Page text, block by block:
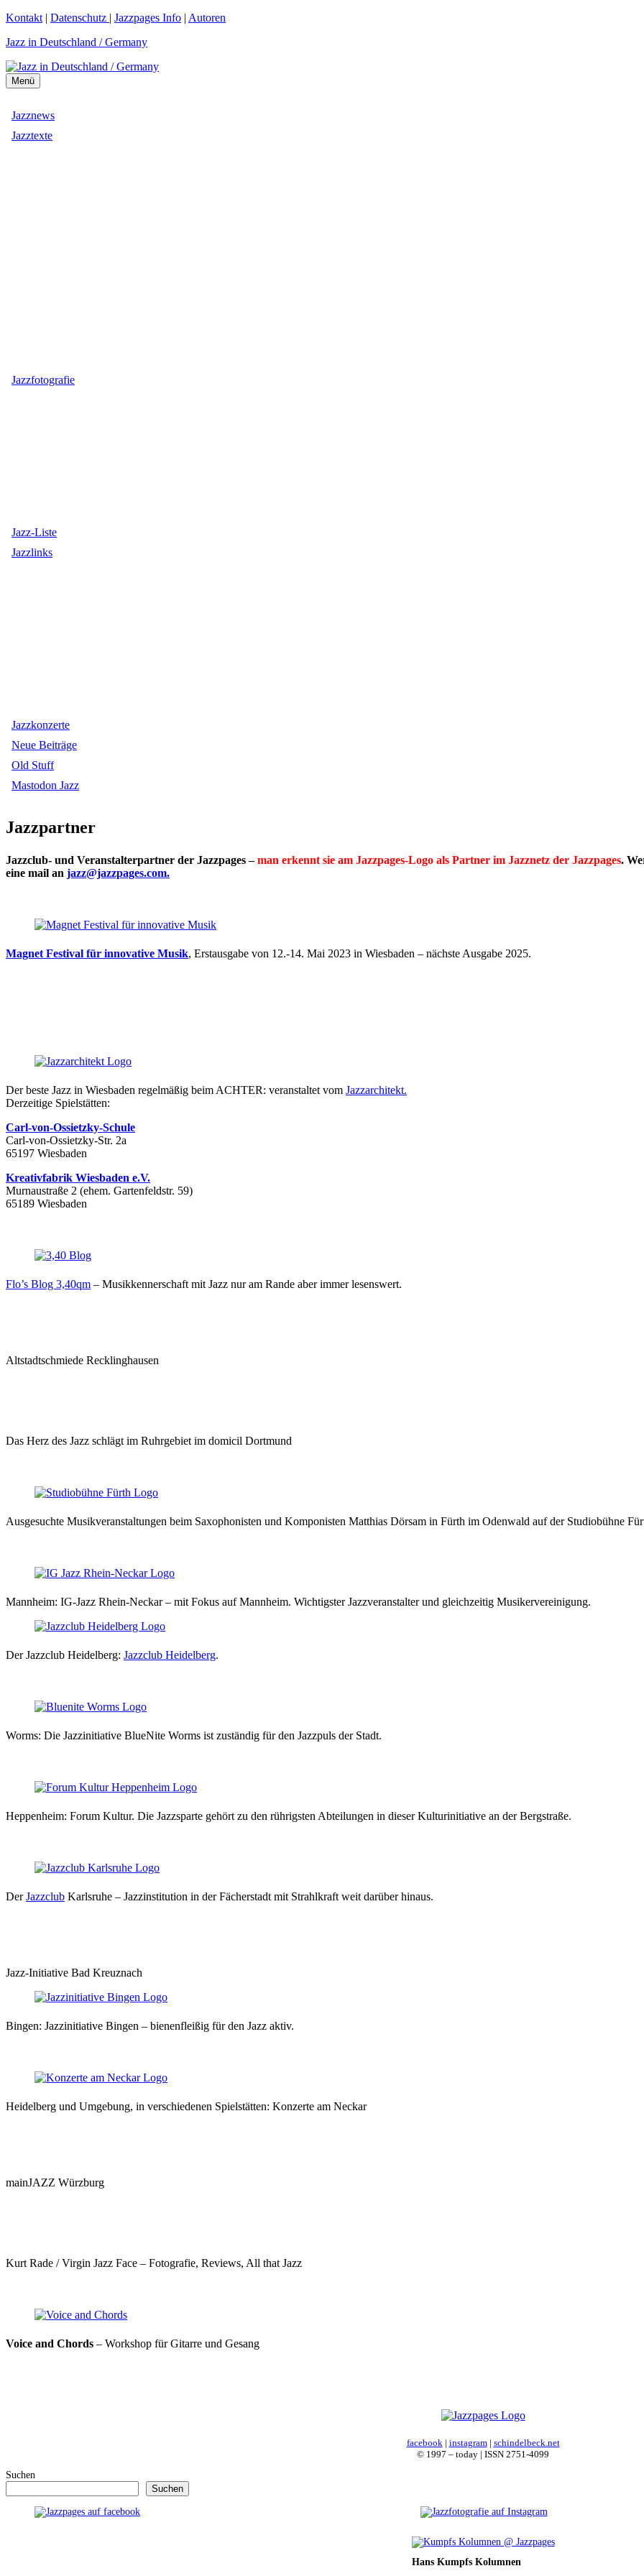
Zum
springen
Kontakt | Datenschutz | Jazzpages Info | Autoren
Jazz in Deutschland / Germany
Menü
Jazznews
Jazztexte
Jazzfotografie
Jazz-Liste
Jazzlinks
Jazzkonzerte
Neue Beiträge
Old Stuff
Mastodon Jazz
Jazzpartner
Jazzclub- und Veranstalterpartner der Jazzpages –man erkennt sie am Jazzpages-Logo als Partner im Jazznetz der Jazzpages.
eine mail an jazz@jazzpages.com.
Magnet Festival für innovative Musik, Erstausgabe von 12.-14. Mai 2023 in Wiesbaden – nächste Ausgabe 2025.
Der beste Jazz in Wiesbaden regelmäßig beim ACHTER: veranstaltet vom Jazzarchitekt.
Derzeitige Spielstätten:
Carl-von-Ossietzky-Schule
Carl-von-Ossietzky-Str. 2a
65197 Wiesbaden
Kreativfabrik Wiesbaden e.V.
Murnaustraße 2 (ehem. Gartenfeldstr. 59)
65189 Wiesbaden
Flo’s Blog 3,40qm – Musikkennerschaft mit Jazz nur am Rande aber immer lesenswert.
Altstadtschmiede Recklinghausen
Das Herz des Jazz schlägt im Ruhrgebiet im domicil Dortmund
Ausgesuchte Musikveranstaltungen beim Saxophonisten und Komponisten Matthias Dörsam in Fürth im Odenwald auf der Studiobühne
Mannheim: IG-Jazz Rhein-Neckar – mit Fokus auf Mannheim. Wichtigster Jazzveranstalter und gleichzeitig Musikervereinigung.
Der Jazzclub Heidelberg: Jazzclub Heidelberg.
Worms: Die Jazzinitiative BlueNite Worms ist zuständig für den Jazzpuls der Stadt.
Heppenheim: Forum Kultur. Die Jazzsparte gehört zu den rührigsten Abteilungen in dieser Kulturinitiative an der Bergstraße.
DerJazzclub Karlsruhe – Jazzinstitution in der Fächerstadt mit Strahlkraft weit darüber hinaus.
Jazz-Initiative Bad Kreuznach
Bingen: Jazzinitiative Bingen – bienenfleißig für den Jazz aktiv.
Heidelberg und Umgebung, in verschiedenen Spielstätten: Konzerte am Neckar
mainJAZZ Würzburg
Kurt Rade / Virgin Jazz Face – Fotografie, Reviews, All that Jazz
Voice and Chords – Workshop für Gitarre und Gesang
facebook | instagram| schindelbeck.net
© 1997 – today | ISSN 2751-4099
Suchen
Suchen
Hans Kumpfs Kolumnen